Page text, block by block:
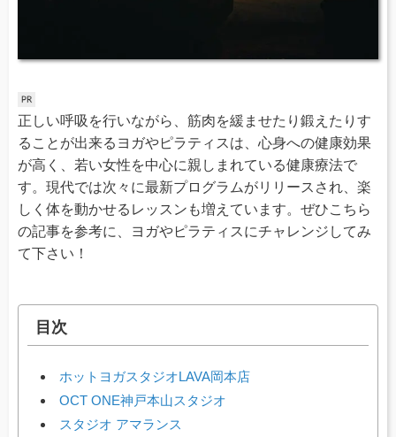
正しい呼吸を行いながら、筋肉を緩ませたり鍛えたりす
ることが出来るヨガやピラティスは、心身への健康効果
が高く、若い女性を中心に親しまれている健康療法で
す。現代では次々に最新プログラムがリリースされ、楽
しく体を動かせるレッスンも増えています。ぜひこちら
の記事を参考に、ヨガやピラティスにチャレンジしてみ
て下さい！
目次
ホットヨガスタジオLAVA岡本店
OCT ONE神戸本山スタジオ
スタジオ アマランス